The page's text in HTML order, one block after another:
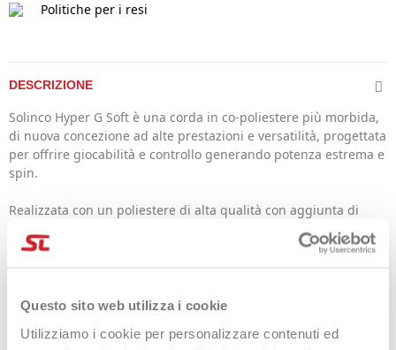
Questo sito web utilizza i cookie
Utilizziamo i cookie per personalizzare contenuti ed
Politiche per i resi
DESCRIZIONE
Solinco Hyper G Soft è una corda in co-poliestere più morbida,
di nuova concezione ad alte prestazioni e versatilità, progettata
per offrire giocabilità e controllo generando potenza estrema e
spin.
Realizzata con un poliestere di alta qualità con aggiunta di
additivi a base di alfaolefilene che ne stabilizzano le
caratteristiche.
monofilamento in co-poliestere.
controllo e precisione nelle traiettorie.